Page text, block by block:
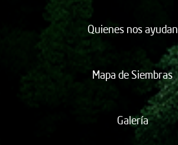
Quienes nos ayudan
Mapa de Siembras
Galería